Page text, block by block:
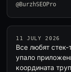
@BurzhSEOPro
11 JULY 2026
Все любят
упало
координата